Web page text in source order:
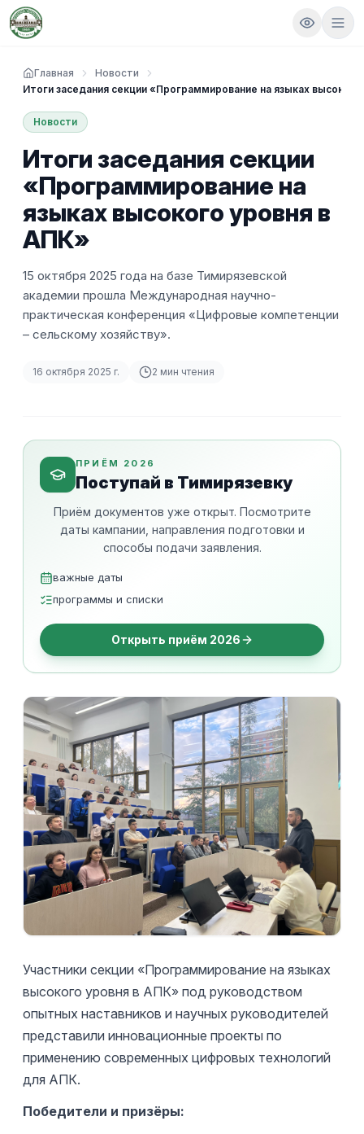
Главная
Новости
Итоги заседания секции «Программирование на языках
Новости
Итоги заседания секции
«Программирование на
языках высокого уровня в
АПК»
15 октября 2025 года на базе Тимирязевской
академии прошла Международная научно-
практическая конференция «Цифровые компетенции
– сельскому хозяйству».
16 октября 2025 г. 2 мин чтения
ПРИЁМ 2026
Поступай в Тимирязевку
Приём документов уже открыт. Посмотрите
даты кампании, направления подготовки и
способы подачи заявления.
важные даты
программы и списки
Открыть приём 2026
Участники секции «Программирование на языках
высокого уровня в АПК» под руководством
опытных наставников и научных руководителей
представили инновационные проекты по
применению современных цифровых технологий
для АПК.
Победители и призёры: